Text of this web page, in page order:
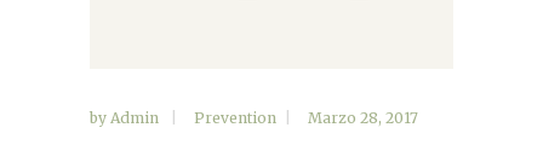
by Admin Prevention Marzo 28, 2017